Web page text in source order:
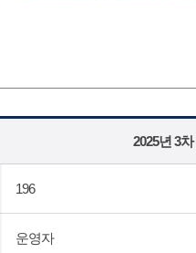
2025년 3
196
운영자